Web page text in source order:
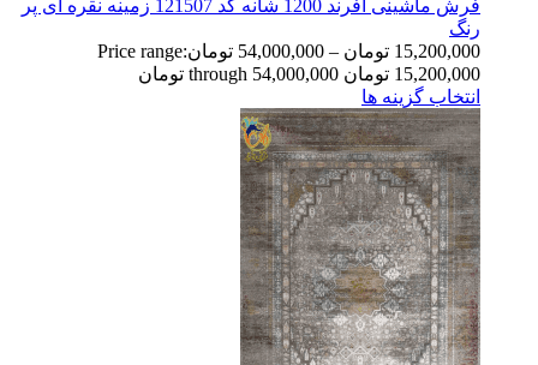
فرش ماشینی افرند 1200 شانه کد 121507 زمینه نقره ای پر
رنگ
15,200,000 تومان –
54,000,000 تومانPrice range:
15,200,000 تومان through 54,000,000 تومان
انتخاب گزینه ها